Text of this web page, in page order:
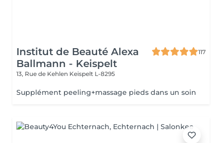
Institut de Beauté Alexa
Ballmann - Keispelt
117
13, Rue de Kehlen Keispelt L-8295
Supplément peeling+massage pieds dans un soin